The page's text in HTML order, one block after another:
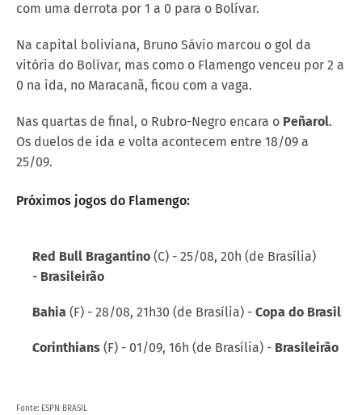
com uma derrota por 1 a 0 para o Bolívar.
Na capital boliviana, Bruno Sávio marcou o gol da
vitória do Bolívar, mas como o Flamengo venceu por 2 a
0 na ida, no Maracanã, ficou com a vaga.
Nas quartas de final, o Rubro-Negro encara o Peñarol.
Os duelos de ida e volta acontecem entre 18/09 a
25/09.
Próximos jogos do Flamengo:
Red Bull Bragantino (C) - 25/08, 20h (de Brasília)
- Brasileirão
Bahia (F) - 28/08, 21h30 (de Brasília) - Copa do Brasil
Corinthians (F) - 01/09, 16h (de Brasília) - Brasileirão
Fonte: ESPN BRASIL